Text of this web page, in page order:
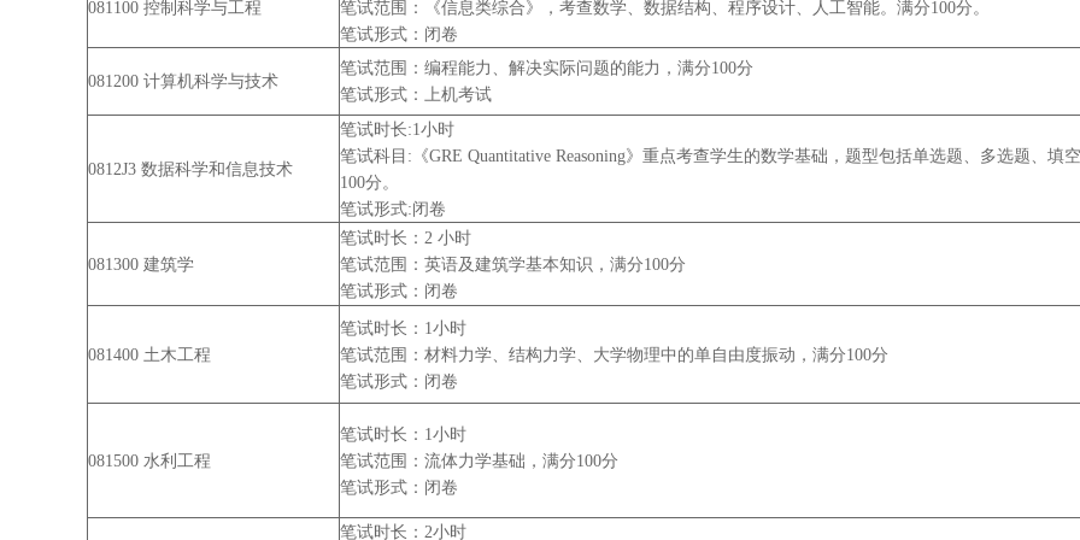
081100 控制科学与工程
笔试范围：《信息类综合》，考查数学、数据结构、程序设计、人工智能。满分100分。
笔试形式：闭卷
081200 计算机科学与技术
笔试范围：编程能力、解决实际问题的能力，满分100分
笔试形式：上机考试
0812J3 数据科学和信息技术
笔试时长:1小时
笔试科目:《GRE Quantitative Reasoning》重点考查学生的数学基础，题型包括单选题、多选题、填
100分。
笔试形式:闭卷
081300 建筑学
笔试时长：2 小时
笔试范围：英语及建筑学基本知识，满分100分
笔试形式：闭卷
081400 土木工程
笔试时长：1小时
笔试范围：材料力学、结构力学、大学物理中的单自由度振动，满分100分
笔试形式：闭卷
081500 水利工程
笔试时长：1小时
笔试范围：流体力学基础，满分100分
笔试形式：闭卷
笔试时长：2小时